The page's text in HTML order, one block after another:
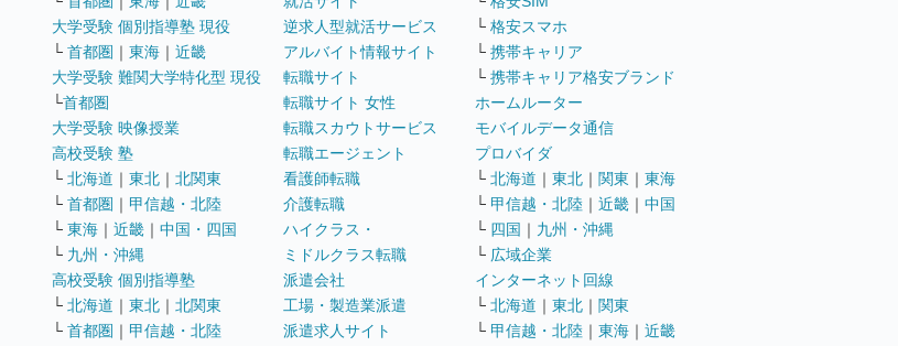
大学受験 個別指導塾 現役
└ 首都圏 ｜ 東海 ｜ 近畿
大学受験 難関大学特化型 現役
└首都圏
大学受験 映像授業
高校受験 塾
└ 北海道 ｜ 東北 ｜ 北関東
└ 首都圏 ｜ 甲信越・北陸
└ 東海 ｜ 近畿 ｜ 中国・四国
└ 九州・沖縄
高校受験 個別指導塾
└ 北海道 ｜ 東北 ｜ 北関東
└ 首都圏 ｜ 甲信越・北陸
逆求人型就活サービス
アルバイト情報サイト
転職サイト
転職サイト 女性
転職スカウトサービス
転職エージェント
看護師転職
介護転職
ハイクラス・
ミドルクラス転職
派遣会社
工場・製造業派遣
派遣求人サイト
└ 格安スマホ
└ 携帯キャリア
└ 携帯キャリア格安ブランド
ホームルーター
モバイルデータ通信
プロバイダ
└ 北海道 ｜ 東北 ｜ 関東 ｜ 東海
└ 甲信越・北陸 ｜ 近畿 ｜ 中国
└ 四国 ｜ 九州・沖縄
└ 広域企業
インターネット回線
└ 北海道 ｜ 東北 ｜ 関東
└ 甲信越・北陸 ｜ 東海 ｜ 近畿